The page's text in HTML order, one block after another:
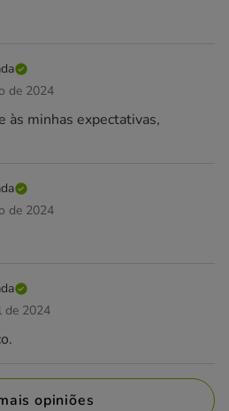
de 2024
às minhas expectativas,
de 2024
de 2024
opiniões